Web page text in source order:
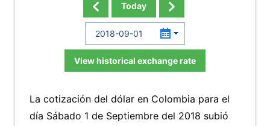
Today
View historical exchange rate
La cotización del dólar en Colombia para el
día Sábado 1 de Septiembre del 2018 subió